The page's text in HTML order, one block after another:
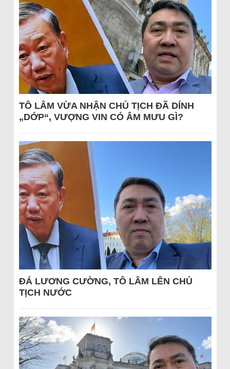
TÔ LÂM VỪA NHẬN CHỦ TỊCH ĐÃ DÍNH
„DỚP“, VƯỢNG VIN CÓ ÂM MƯU GÌ?
ĐÁ LƯƠNG CƯỜNG, TÔ LÂM LÊN CHỦ
TỊCH NƯỚC